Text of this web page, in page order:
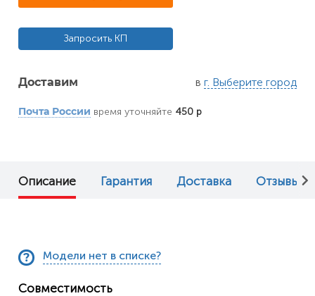
Запросить КП
Доставим в г. Выберите город
Почта России время уточняйте 450 р
Описание Гарантия Доставка Отзывы (0)
Модели нет в списке?
Совместимость